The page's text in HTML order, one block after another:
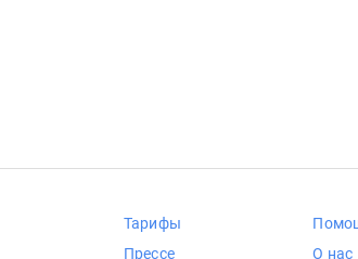
Тарифы
Прессе
О нас